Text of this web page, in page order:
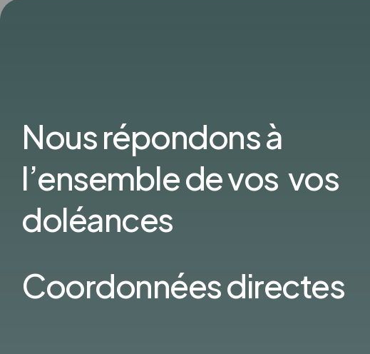
Nous répondons à
l’ensemble de vos vos
doléances
Coordonnées directes